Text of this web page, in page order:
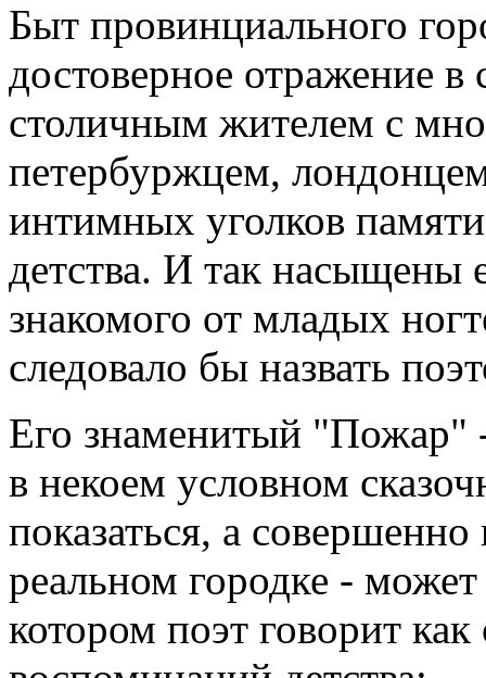
Быт провинциального
достоверное отражение
столичным жителем с
петербуржцем,
интимных уголков
детства. И так насыщены
знакомого от младых
следовало бы назвать
Его знаменитый "Пожар"
в некоем условном
показаться, а
реальном городке -
котором поэт говорит